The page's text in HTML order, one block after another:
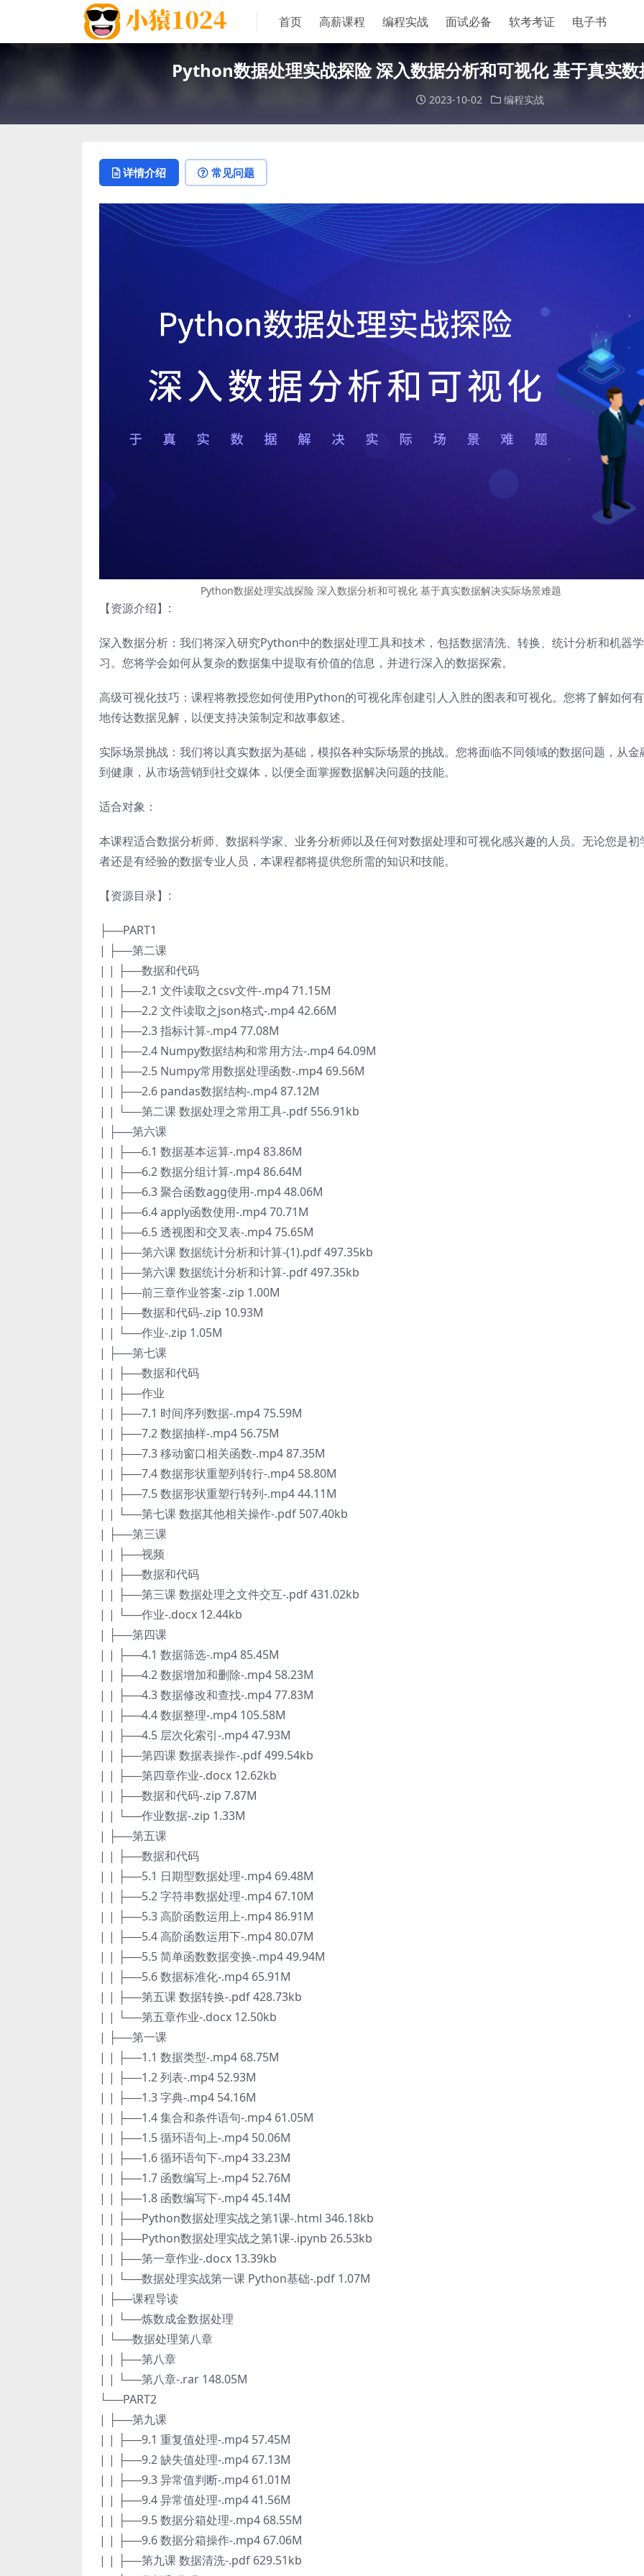
首页 高薪课程 编程实战 面试必备 软考考证 电子书
Python数据处理实战探险 深入数据分析和可视化 基于真实
2023-10-02 编程实战
详情介绍 常见问题
Python数据处理实战探险 深入数据分析和可视化 基于真实数据解决实际场景难题
【资源介绍】:
深入数据分析：我们将深入研究Python中的数据处理工具和技术，包括数据清洗、转换、统计分析和机器学
习。您将学会如何从复杂的数据集中提取有价值的信息，并进行深入的数据探索。
高级可视化技巧：课程将教授您如何使用Python的可视化库创建引人入胜的图表和可视化。您将了解如何
地传达数据见解，以便支持决策制定和故事叙述。
实际场景挑战：我们将以真实数据为基础，模拟各种实际场景的挑战。您将面临不同领域的数据问题，从金
到健康，从市场营销到社交媒体，以便全面掌握数据解决问题的技能。
适合对象：
本课程适合数据分析师、数据科学家、业务分析师以及任何对数据处理和可视化感兴趣的人员。无论您是初
者还是有经验的数据专业人员，本课程都将提供您所需的知识和技能。
【资源目录】:
├──PART1
| ├──第二课
| | ├──数据和代码
| | ├──2.1 文件读取之csv文件-.mp4 71.15M
| | ├──2.2 文件读取之json格式-.mp4 42.66M
| | ├──2.3 指标计算-.mp4 77.08M
| | ├──2.4 Numpy数据结构和常用方法-.mp4 64.09M
| | ├──2.5 Numpy常用数据处理函数-.mp4 69.56M
| | ├──2.6 pandas数据结构-.mp4 87.12M
| | └──第二课 数据处理之常用工具-.pdf 556.91kb
| ├──第六课
| | ├──6.1 数据基本运算-.mp4 83.86M
| | ├──6.2 数据分组计算-.mp4 86.64M
| | ├──6.3 聚合函数agg使用-.mp4 48.06M
| | ├──6.4 apply函数使用-.mp4 70.71M
| | ├──6.5 透视图和交叉表-.mp4 75.65M
| | ├──第六课 数据统计分析和计算-(1).pdf 497.35kb
| | ├──第六课 数据统计分析和计算-.pdf 497.35kb
| | ├──前三章作业答案-.zip 1.00M
| | ├──数据和代码-.zip 10.93M
| | └──作业-.zip 1.05M
| ├──第七课
| | ├──数据和代码
| | ├──作业
| | ├──7.1 时间序列数据-.mp4 75.59M
| | ├──7.2 数据抽样-.mp4 56.75M
| | ├──7.3 移动窗口相关函数-.mp4 87.35M
| | ├──7.4 数据形状重塑列转行-.mp4 58.80M
| | ├──7.5 数据形状重塑行转列-.mp4 44.11M
| | └──第七课 数据其他相关操作-.pdf 507.40kb
| ├──第三课
| | ├──视频
| | ├──数据和代码
| | ├──第三课 数据处理之文件交互-.pdf 431.02kb
| | └──作业-.docx 12.44kb
| ├──第四课
| | ├──4.1 数据筛选-.mp4 85.45M
| | ├──4.2 数据增加和删除-.mp4 58.23M
| | ├──4.3 数据修改和查找-.mp4 77.83M
| | ├──4.4 数据整理-.mp4 105.58M
| | ├──4.5 层次化索引-.mp4 47.93M
| | ├──第四课 数据表操作-.pdf 499.54kb
| | ├──第四章作业-.docx 12.62kb
| | ├──数据和代码-.zip 7.87M
| | └──作业数据-.zip 1.33M
| ├──第五课
| | ├──数据和代码
| | ├──5.1 日期型数据处理-.mp4 69.48M
| | ├──5.2 字符串数据处理-.mp4 67.10M
| | ├──5.3 高阶函数运用上-.mp4 86.91M
| | ├──5.4 高阶函数运用下-.mp4 80.07M
| | ├──5.5 简单函数数据变换-.mp4 49.94M
| | ├──5.6 数据标准化-.mp4 65.91M
| | ├──第五课 数据转换-.pdf 428.73kb
| | └──第五章作业-.docx 12.50kb
| ├──第一课
| | ├──1.1 数据类型-.mp4 68.75M
| | ├──1.2 列表-.mp4 52.93M
| | ├──1.3 字典-.mp4 54.16M
| | ├──1.4 集合和条件语句-.mp4 61.05M
| | ├──1.5 循环语句上-.mp4 50.06M
| | ├──1.6 循环语句下-.mp4 33.23M
| | ├──1.7 函数编写上-.mp4 52.76M
| | ├──1.8 函数编写下-.mp4 45.14M
| | ├──Python数据处理实战之第1课-.html 346.18kb
| | ├──Python数据处理实战之第1课-.ipynb 26.53kb
| | ├──第一章作业-.docx 13.39kb
| | └──数据处理实战第一课 Python基础-.pdf 1.07M
| ├──课程导读
| | └──炼数成金数据处理
| └──数据处理第八章
| | ├──第八章
| | └──第八章-.rar 148.05M
└──PART2
| ├──第九课
| | ├──9.1 重复值处理-.mp4 57.45M
| | ├──9.2 缺失值处理-.mp4 67.13M
| | ├──9.3 异常值判断-.mp4 61.01M
| | ├──9.4 异常值处理-.mp4 41.56M
| | ├──9.5 数据分箱处理-.mp4 68.55M
| | ├──9.6 数据分箱操作-.mp4 67.06M
| | ├──第九课 数据清洗-.pdf 629.51kb